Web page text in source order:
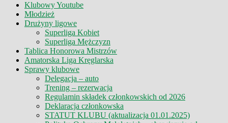
Klubowy Youtube
Młodzież
Drużyny ligowe
Superliga Kobiet
Superliga Mężczyzn
Tablica Honorowa Mistrzów
Amatorska Liga Kręglarska
Sprawy klubowe
Delegacja – auto
Trening – rezerwacja
Regulamin składek członkowskich od 2026
Deklaracja członkowska
STATUT KLUBU (aktualizacja 01.01.2025)